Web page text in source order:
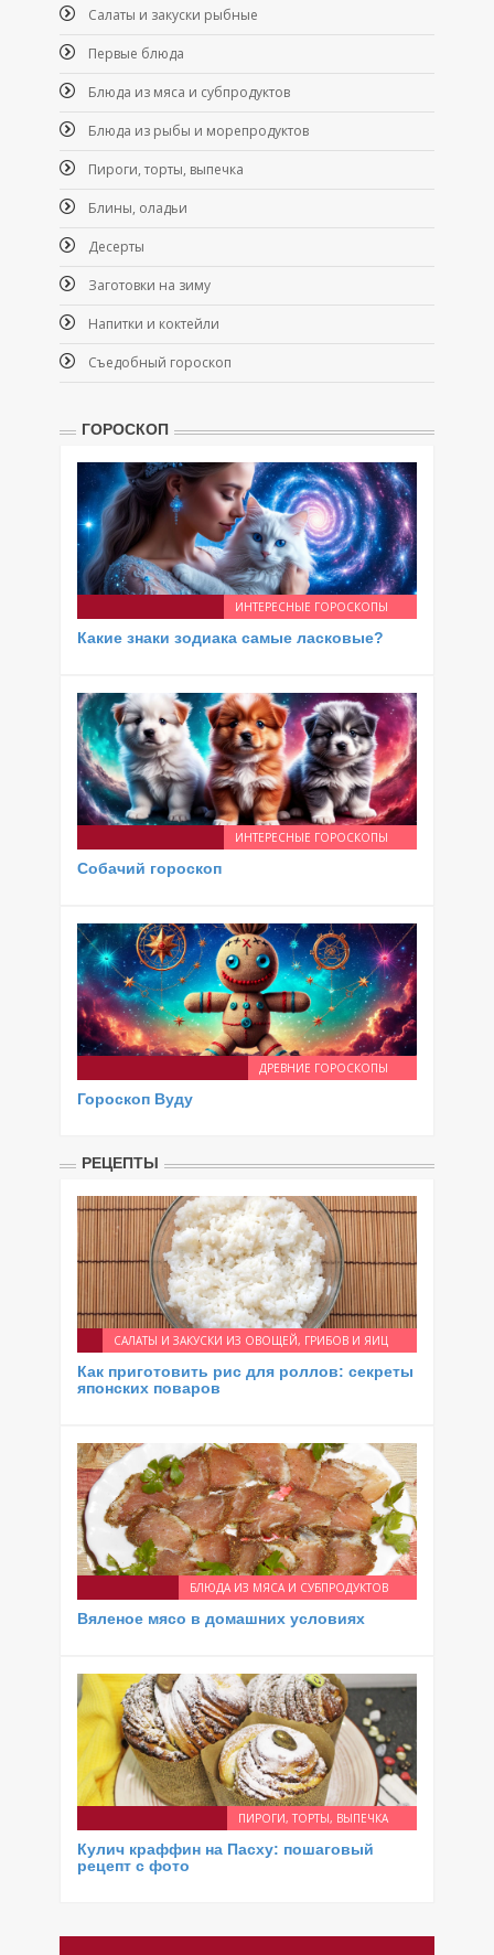
Салаты и закуски рыбные
Первые блюда
Блюда из мяса и субпродуктов
Блюда из рыбы и морепродуктов
Пироги, торты, выпечка
Блины, оладьи
Десерты
Заготовки на зиму
Напитки и коктейли
Съедобный гороскоп
ГОРОСКОП
ИНТЕРЕСНЫЕ ГОРОСКОПЫ
Какие знаки зодиака самые ласковые?
ИНТЕРЕСНЫЕ ГОРОСКОПЫ
Собачий гороскоп
ДРЕВНИЕ ГОРОСКОПЫ
Гороскоп Вуду
РЕЦЕПТЫ
САЛАТЫ И ЗАКУСКИ ИЗ ОВОЩЕЙ, ГРИБОВ И ЯИЦ
Как приготовить рис для роллов: секреты
японских поваров
БЛЮДА ИЗ МЯСА И СУБПРОДУКТОВ
Вяленое мясо в домашних условиях
ПИРОГИ, ТОРТЫ, ВЫПЕЧКА
Кулич краффин на Пасху: пошаговый
рецепт с фото